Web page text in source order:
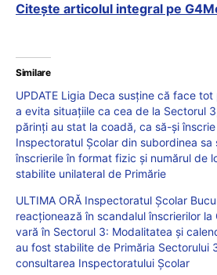
Citește articolul integral pe
Similare
UPDATE Ligia Deca susține că face
a evita situațiile ca cea de la Sectorul
părinți au stat la coadă, ca să-și
Inspectoratul Școlar din subordinea sa
înscrierile în format fizic și numărul de
stabilite unilateral de Primărie
ULTIMA ORĂ Inspectoratul Școlar
reacționează în scandalul înscrierilor la
vară în Sectorul 3: Modalitatea și
au fost stabilite de Primăria Sectorului
consultarea Inspectoratului Școlar